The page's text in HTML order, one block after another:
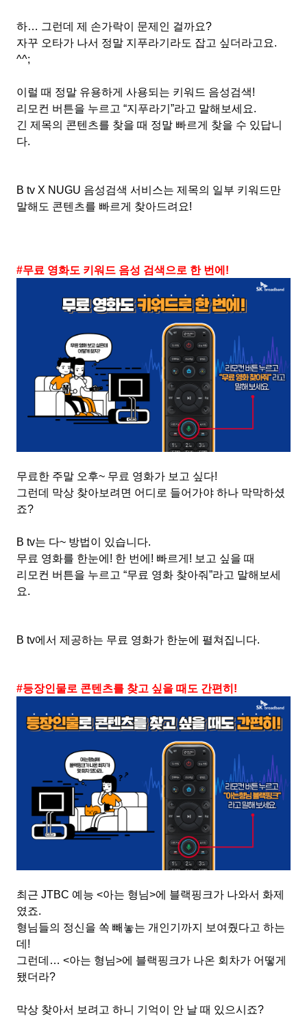
하… 그런데 제 손가락이 문제인 걸까요?
자꾸 오타가 나서 정말 지푸라기라도 잡고 싶더라고요.
^^;
이럴 때 정말 유용하게 사용되는 키워드 음성검색!
리모컨 버튼을 누르고 “지푸라기 ”라고 말해보세요.
긴 제목의 콘텐츠를 찾을 때 정말 빠르게 찾을 수 있답니
다.
B tv X NUGU 음성검색 서비스는 제목의 일부 키워드만
말해도 콘텐츠를 빠르게 찾아드려요!
#무료 영화도 키워드 음성 검색으로 한 번에 !
무료한 주말 오후~ 무료 영화가 보고 싶다!
그런데 막상 찾아보려면 어디로 들어가야 하나 막막하셨
죠?
B tv는 다~ 방법이 있습니다.
무료 영화를 한눈에 ! 한 번에 ! 빠르게 ! 보고 싶을 때
리모컨 버튼을 누르고 “무료 영화 찾아줘”라고 말해보세
요.
B tv에서 제공하는 무료 영화가 한눈에 펼쳐집니다.
#등장인물로 콘텐츠를 찾고 싶을 때도 간편히 !
최근 JTBC 예능 <아는 형님>에 블랙핑크가 나와서 화제
였죠.
형님들의 정신을 쏙 빼놓는 개인기까지 보여줬다고 하는
데 !
그런데 … <아는 형님>에 블랙핑크가 나온 회차가 어떻게
됐더라?
막상 찾아서 보려고 하니 기억이 안 날 때 있으시죠?